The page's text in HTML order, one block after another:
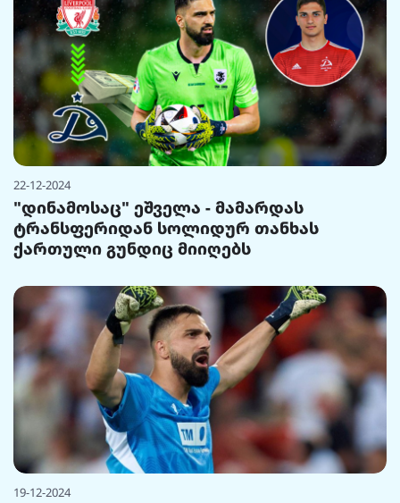
22-12-2024
"დინამოსაც" ეშველა - მამარდას
ტრანსფერიდან სოლიდურ თანხას
ქართული გუნდიც მიიღებს
19-12-2024